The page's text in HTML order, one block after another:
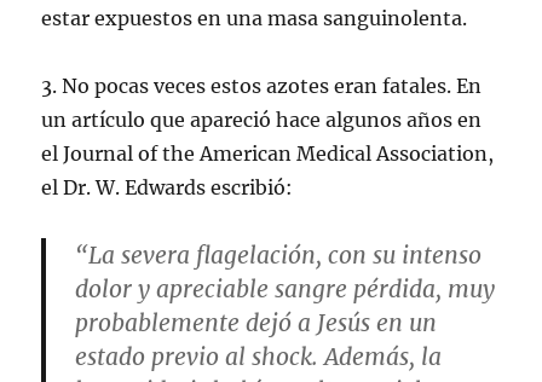
estar expuestos en una masa sanguinolenta.
3. No pocas veces estos azotes eran fatales. En
un artículo que apareció hace algunos años en
el Journal of the American Medical Association,
el Dr. W. Edwards escribió:
“La severa flagelación, con su intenso
dolor y apreciable sangre pérdida, muy
probablemente dejó a Jesús en un
estado previo al shock. Además, la